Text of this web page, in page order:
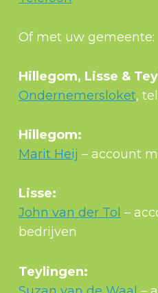
Of met uw gemeente:
Hillegom, Lisse &
Ondernemersloket,
Hillegom:
Marit Heij – account
Lisse:
John van der Tol –
bedrijven
Teylingen: